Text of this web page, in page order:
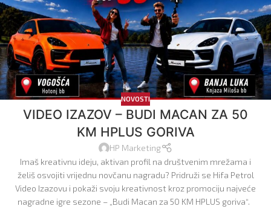
NOVOSTI
VIDEO IZAZOV – BUDI MACAN ZA 50
KM HPLUS GORIVA
HP Marketing
Imaš kreativnu ideju, aktivan profil na društvenim mrežama i
želiš osvojiti vrijednu novčanu nagradu? Pridruži se Hifa Petrol
Video Izazovu i pokaži svoju kreativnost kroz promociju najveće
nagradne igre sezone – „Budi Macan za 50 KM HPLUS goriva“.